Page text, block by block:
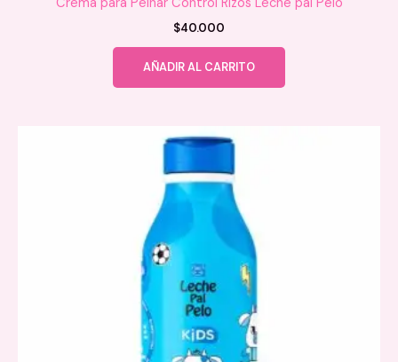
Crema para Peinar Control Rizos Leche pal Pelo
$40.000
AÑADIR AL CARRITO